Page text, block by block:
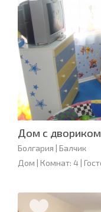
Дом с
Болгария | Балчик
Дом | Комнат: 4 |